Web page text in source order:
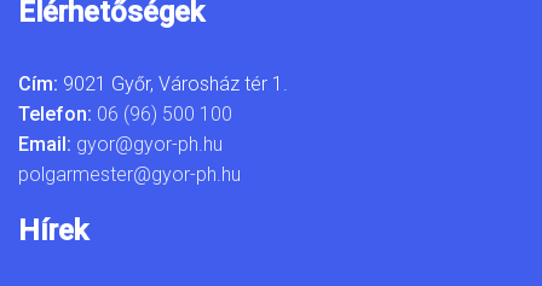
Elérhetőségek
Cím: 9021 Győr, Városház tér 1.
Telefon: 06 (96) 500 100
Email: gyor@gyor-ph.hu
polgarmester@gyor-ph.hu
Hírek